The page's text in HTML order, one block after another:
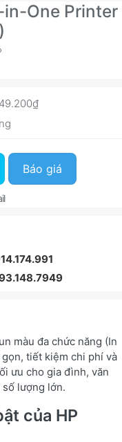
in-One Printer
in-One Printer
Báo giá
màu đa chức năng (In
tiết kiệm chi phí và
ưu cho gia đình, văn
lượng lớn.
của HP